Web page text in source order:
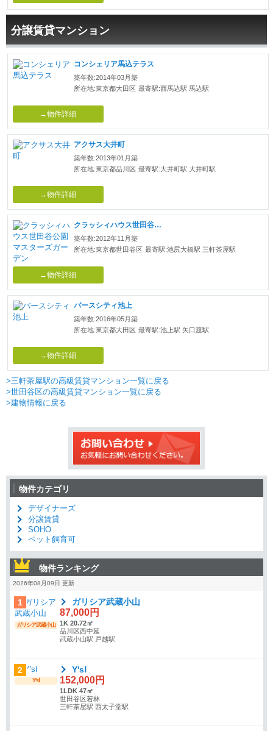
分譲賃貸マンション
コンシェリア馬込テラス
築年数:2014年03月築
所在地:東京都大田区 最寄駅:西馬込駅 馬込駅
→物件詳細
アクサス大井町
築年数:2013年01月築
所在地:東京都品川区 最寄駅:大井町駅 大井町駅
→物件詳細
クラッシィハウス世田谷公園マスターズガーデン
築年数:2012年11月築
所在地:東京都世田谷区 最寄駅:池尻大橋駅 三軒茶屋駅
→物件詳細
バースシティ池上
築年数:2016年05月築
所在地:東京都大田区 最寄駅:池上駅 矢口渡駅
→物件詳細
>三軒茶屋駅の高級賃貸マンション一覧に戻る
>世田谷区の高級賃貸マンション一覧に戻る
>建物情報に戻る
物件カテゴリ
デザイナーズ
分譲賃貸
SOHO
ペット飼育可
物件ランキング
2026年08月09日 更新
1
ガリシア武蔵小山
ガリシア武蔵小山
87,000円
1K 20.72㎡
品川区西中延
武蔵小山駅 戸越駅
2
Y'sⅠ
Y'sⅠ
152,000円
1LDK 47㎡
世田谷区若林
三軒茶屋駅 西太子堂駅